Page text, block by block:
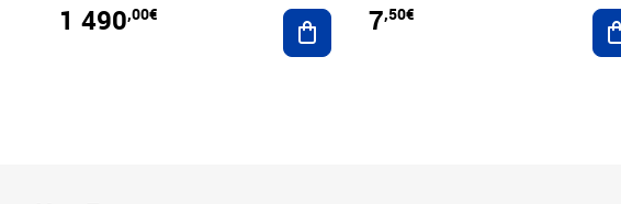
1 490,00€ Ajouter au panier
7,50€